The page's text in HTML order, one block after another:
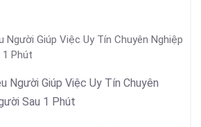
Người Giúp Việc Uy Tín Chuyên Nghiệp
1 Phút
Người Giúp Việc Uy Tín Chuyên
Sau 1 Phút